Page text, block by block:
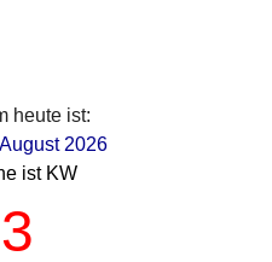
heute ist:
2026
ist KW